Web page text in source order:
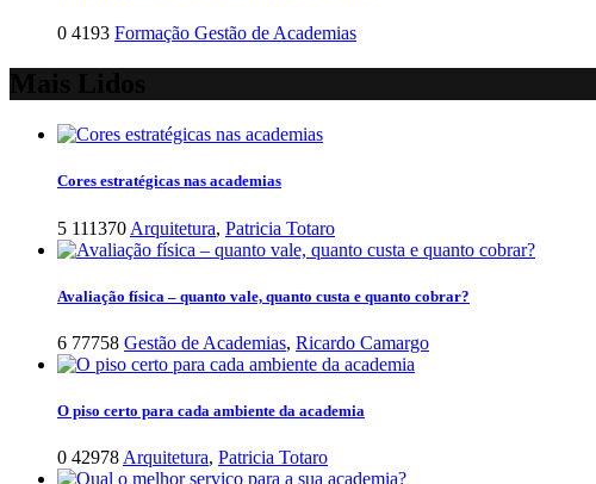
0 4193 Formação Gestão de Academias
Cores estratégicas nas academias
5 111370 Arquitetura, Patricia Totaro
Avaliação física – quanto vale, quanto custa e quanto cobrar?
6 77758 Gestão de Academias, Ricardo Camargo
O piso certo para cada ambiente da academia
0 42978 Arquitetura, Patricia Totaro